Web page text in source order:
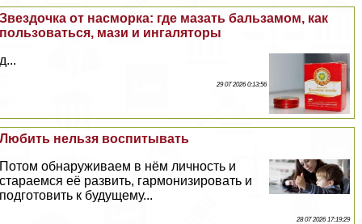
Звездочка от насморка: где мазать бальзамом, как
пользоваться, мази и ингаляторы
д...
29 07 2026 0:13:56
Любить нельзя воспитывать
Потом обнаруживаем в нём личность и
стараемся её развить, гармонизировать и
подготовить к будущему...
28 07 2026 17:19:29